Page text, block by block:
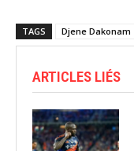
TAGS Djene Dakonam
ARTICLES LIÉS